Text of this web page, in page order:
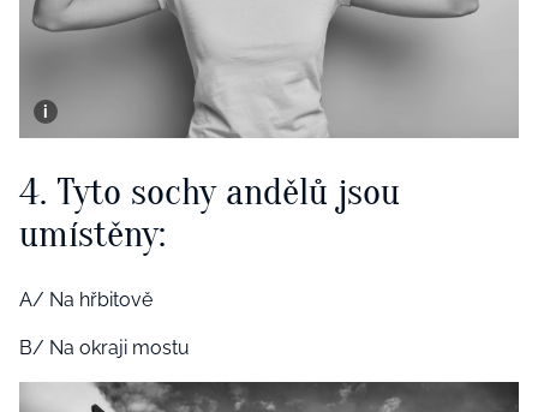
4. Tyto sochy andělů jsou
umístěny:
A/ Na hřbitově
B/ Na okraji mostu